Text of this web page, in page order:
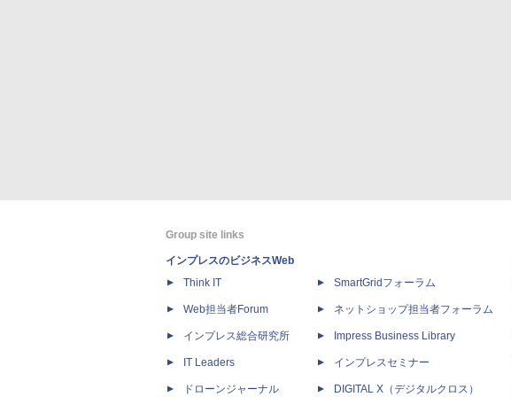
Group site links
インプレスのビジネスWeb
Think IT
Web担当者Forum
インプレス総合研究所
IT Leaders
ドローンジャーナル
SmartGridフォーラム
ネットショップ担当者フォーラム
Impress Business Library
インプレスセミナー
DIGITAL X（デジタルクロス）